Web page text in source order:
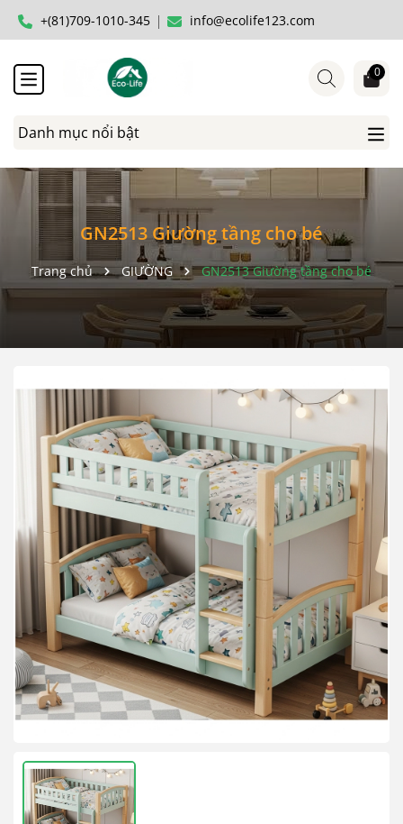
+(81)709-1010-345 info@ecolife123.com
Danh mục nổi bật
0
GN2513 Giường tầng cho bé
Trang chủ GIƯỜNG GN2513 Giường tầng cho bé